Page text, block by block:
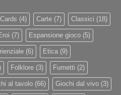
Cards (4) Carte (7) Classici (18)
(7) Espansione gioco (5)
(6) Etica (9)
Folklore (3) Fumetti (2)
al tavolo (66) Giochi dal vivo (3)